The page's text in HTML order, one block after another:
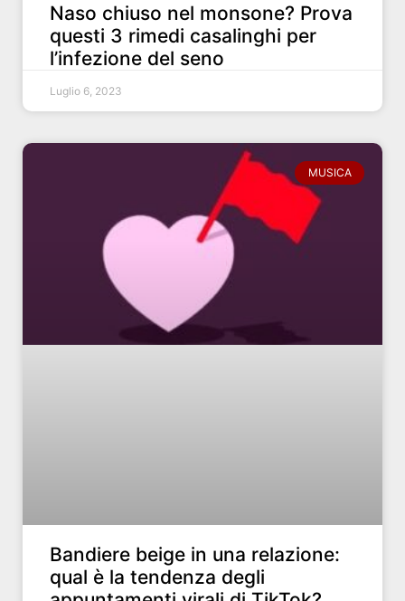
Naso chiuso nel monsone? Prova
questi 3 rimedi casalinghi per
l’infezione del seno
Luglio 6, 2023
MUSICA
Bandiere beige in una relazione:
qual è la tendenza degli